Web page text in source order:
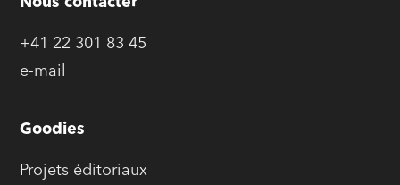
+41 22 301 83 45
e-mail
Goodies
Projets éditoriaux